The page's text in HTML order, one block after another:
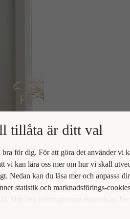
tillåta är ditt val
för dig. För att göra det använder vi
vi kan lära oss mer om hur vi skall
Nedan kan du läsa mer och anpassa
statistik och marknadsförings-cookies
Hur den informationen används av